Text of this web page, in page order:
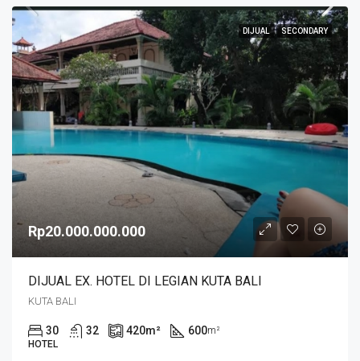
DIJUAL SECONDARY
Rp20.000.000.000
DIJUAL EX. HOTEL DI LEGIAN KUTA BALI
KUTA BALI
30 32 420m² 600m²
HOTEL